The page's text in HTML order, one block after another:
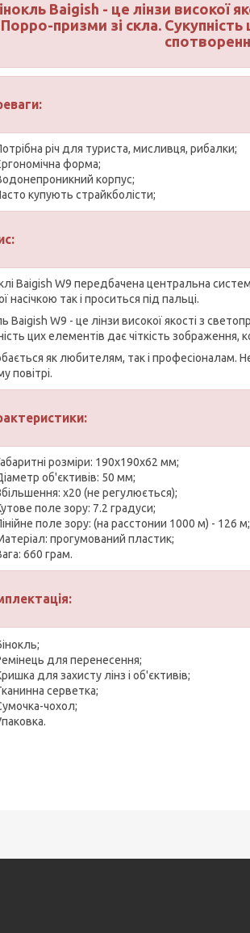
Baigish - це лінзи високої
Порро-призми зі скла.
річ для туриста, мисливця, рибалки;
форма;
корпус;
купують страйкболісти;
Baigish W9 передбачена центральна
насічкою так і проситься під пальці.
Baigish W9 - це лінзи високої якості з
цих елементів дає чіткість зображення,
як любителям, так і професіоналам.
повітрі.
розміри: 190х190х62 мм;
об'єктивів: 50 мм;
x20 (не регулюється);
поле зору: 7.2 градуси;
поле зору: (на расстонии 1000 м) - 126 м;
прогумований пластик;
660 грам.
для перенесення;
для захисту лінз і об'єктивів;
серветка;
чохол;